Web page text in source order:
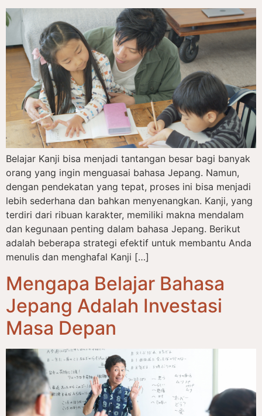
Belajar Kanji bisa menjadi tantangan besar bagi banyak
orang yang ingin menguasai bahasa Jepang. Namun,
dengan pendekatan yang tepat, proses ini bisa menjadi
lebih sederhana dan bahkan menyenangkan. Kanji, yang
terdiri dari ribuan karakter, memiliki makna mendalam
dan kegunaan penting dalam bahasa Jepang. Berikut
adalah beberapa strategi efektif untuk membantu Anda
menulis dan menghafal Kanji […]
Mengapa Belajar Bahasa
Jepang Adalah Investasi
Masa Depan